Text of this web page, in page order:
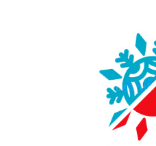
uniformă.Distributia cu aer pe
alimentare cu aer ajunge la 4m, înd